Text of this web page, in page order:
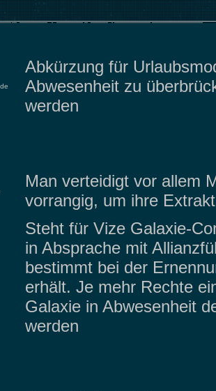
Abkürzung für
Abwesenheit zu
werden
Man verteidigt vor allem
vorrangig, um ihre
Steht für Vize Galaxie-
in Absprache mit
bestimmt bei der
erhält. Je mehr Rechte
Galaxie in Abwesenheit
werden